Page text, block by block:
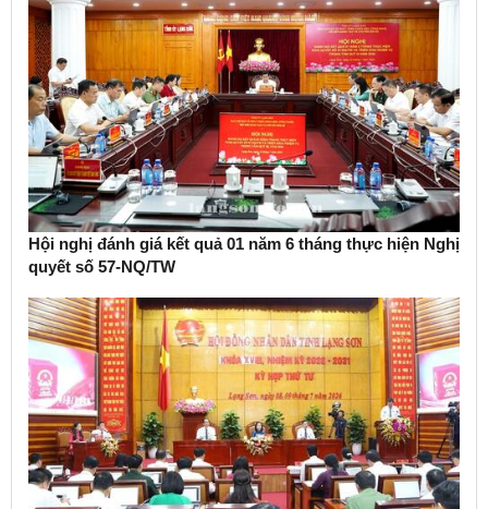
Hội nghị đánh giá kết quả 01 năm 6 tháng thực hiện Nghị
quyết số 57-NQ/TW